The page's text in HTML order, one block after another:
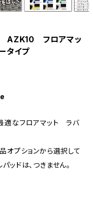
AZK10 フロアマッ
タイプ
適なフロアマット ラバ
オプションから選択して
ッドは、つきません。